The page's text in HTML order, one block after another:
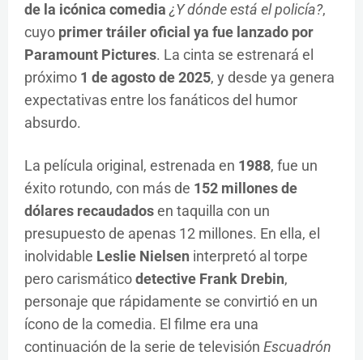
de la icónica comedia ¿Y dónde está el policía?,
cuyo primer tráiler oficial ya fue lanzado por
Paramount Pictures. La cinta se estrenará el
próximo 1 de agosto de 2025, y desde ya genera
expectativas entre los fanáticos del humor
absurdo.
La película original, estrenada en 1988, fue un
éxito rotundo, con más de 152 millones de
dólares recaudadosen taquilla con un
presupuesto de apenas 12 millones. En ella, el
inolvidable Leslie Nielsen interpretó al torpe
pero carismáticodetective Frank Drebin,
personaje que rápidamente se convirtió en un
ícono de la comedia. El filme era una
continuación de la serie de televisión Escuadrón